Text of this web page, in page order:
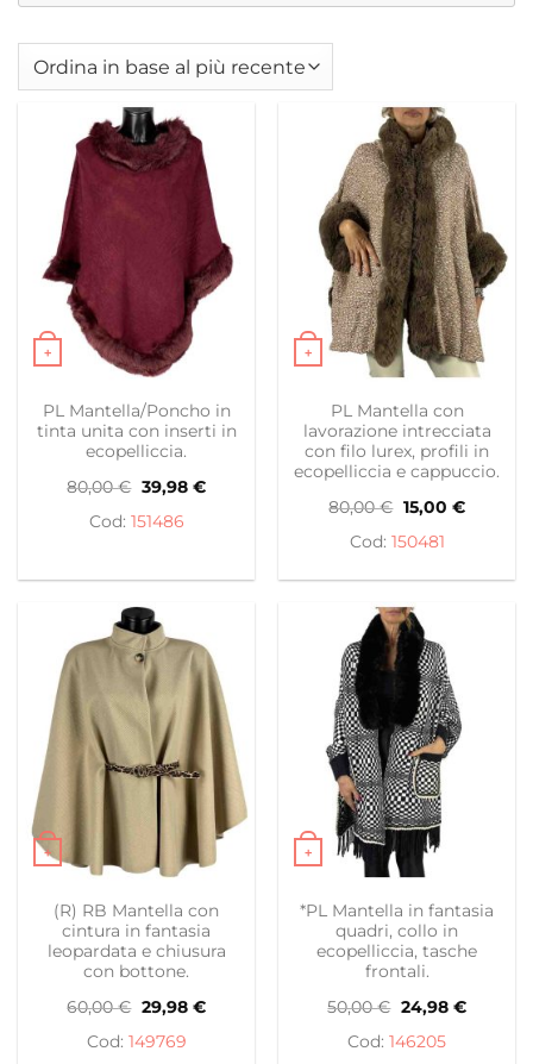
+
Questo prodotto ha più varianti. Le opzioni possono
PL Mantella/Poncho in
tinta unita con inserti in
ecopelliccia.
80,00€ Il
prezzo
originale
era:
39,98 €Il
151486
+
Questo prodotto ha più
PL Mantella con
lavorazione intrecciata
con filo lurex, profili in
ecopelliccia e cappuccio.
80,00€ Il
prezzo
originale
era:
15,00 €Il
150481
+
Questo prodotto ha più varianti. Le opzioni possono
(R) RB Mantella con
cintura in fantasia
leopardata e chiusura
con bottone.
60,00€ Il
prezzo
originale
era:
29,98 €Il
149769
+
Questo prodotto ha più
*PL Mantella in fantasia
quadri, collo in
ecopelliccia, tasche
frontali.
50,00€ Il
prezzo
originale
era:
24,98 €Il
146205